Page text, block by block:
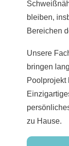
bleiben,
Bereichen
Unsere
bringen
Poolprojekt
zu Hause.